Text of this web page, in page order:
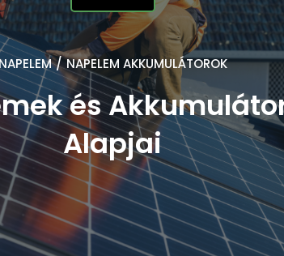
/ NAPELEM AKKUMULÁTOROK
és
Alapjai